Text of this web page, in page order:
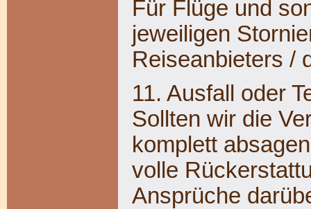
Für Flüge und
jeweiligen
Reiseanbieters /
11. Ausfall oder
Sollten wir die
komplett
volle
Ansprüche